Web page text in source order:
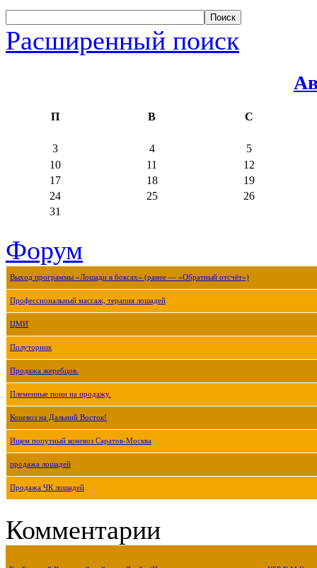
Расширенный поиск
П В С
3 4
5
10
11
12
17
18
19
24
25
26
31
Форум
Выход программы «Лошади в боксах» (ранее — «Обратный отсчёт»)
Профессиональный массаж, терапия лошадей
ЦМИ
Полуторник
Продажа жеребцов.
Племенные пони на продажу.
Коневоз на Дальний Восток!
Ищем попутный коневоз Саратов-Москва
продажа лошадей
Продажа ЧК лошадей
Комментарии